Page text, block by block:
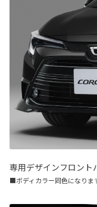
専用デザインフロント
■ボディカラー同色になりま